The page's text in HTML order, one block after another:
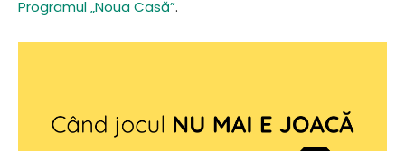
Programul „Noua Casă”.